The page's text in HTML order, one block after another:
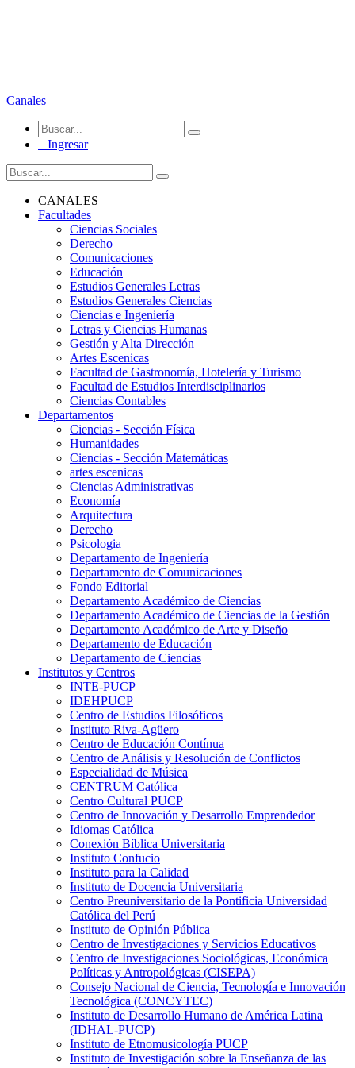
Canales
Ingresar
CANALES
Facultades
Ciencias Sociales
Derecho
Comunicaciones
Educación
Estudios Generales Letras
Estudios Generales Ciencias
Ciencias e Ingeniería
Letras y Ciencias Humanas
Gestión y Alta Dirección
Artes Escenicas
Facultad de Gastronomía, Hotelería y Turismo
Facultad de Estudios Interdisciplinarios
Ciencias Contables
Departamentos
Ciencias - Sección Física
Humanidades
Ciencias - Sección Matemáticas
artes escenicas
Ciencias Administrativas
Economía
Arquitectura
Derecho
Psicologia
Departamento de Ingeniería
Departamento de Comunicaciones
Fondo Editorial
Departamento Académico de Ciencias
Departamento Académico de Ciencias de la Gestión
Departamento Académico de Arte y Diseño
Departamento de Educación
Departamento de Ciencias
Institutos y Centros
INTE-PUCP
IDEHPUCP
Centro de Estudios Filosóficos
Instituto Riva-Agüero
Centro de Educación Contínua
Centro de Análisis y Resolución de Conflictos
Especialidad de Música
CENTRUM Católica
Centro Cultural PUCP
Centro de Innovación y Desarrollo Emprendedor
Idiomas Católica
Conexión Bíblica Universitaria
Instituto Confucio
Instituto para la Calidad
Instituto de Docencia Universitaria
Centro Preuniversitario de la Pontificia Universidad
Católica del Perú
Instituto de Opinión Pública
Centro de Investigaciones y Servicios Educativos
Centro de Investigaciones Sociológicas, Económica
Políticas y Antropológicas (CISEPA)
Consejo Nacional de Ciencia, Tecnología e Innovación
Tecnológica (CONCYTEC)
Instituto de Desarrollo Humano de América Latina
(IDHAL-PUCP)
Instituto de Etnomusicología PUCP
Instituto de Investigación sobre la Enseñanza de las